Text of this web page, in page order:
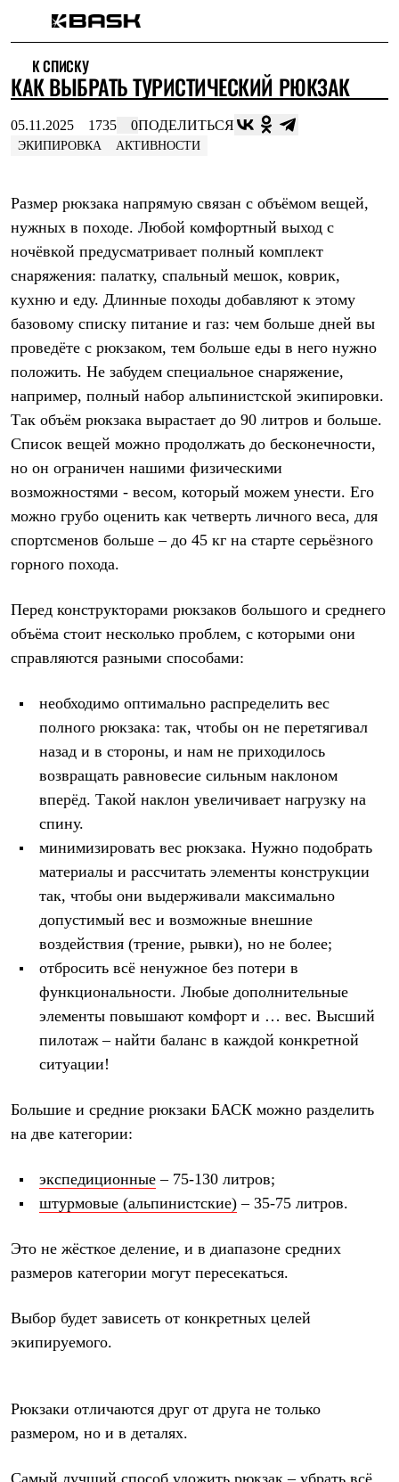
Интернет-магазин
Мужская одежда
Утепленная пухом
Куртки
Брюки
Жилеты
Куртки
Штормовая одежда
Куртки
Брюки
Софтшелл одежда
Куртки
Брюки
Куртки
Брюки
Термобелье
Теплое термобелье
Среднее термобелье
Легкое термобелье
Лёгкая одежда
Футболки
Толстовки
Брюки
Женская одежда
Куртки
Брюки
Жилеты
Утепленная синтетикой
Штормовая одежда
Куртки
Куртки
Брюки
Лёгкая одежда
Футболки
Толстовки
Термобелье
Теплое термобелье
Среднее термобелье
Легкое термобелье
Флисовая одежда
Куртки
Детская одежда
Утепленная пухом
Куртки
Брюки
Куртки
Брюки
Толстовки
Брюки
Флисовая одежда
Куртки
Брюки
Комбинезоны
Термобелье
Комплект термобелья
Палатки
Аксессуары для палаток
Экспедиционные
К СПИСКУ
КАК ВЫБРАТЬ ТУРИСТИЧЕСКИЙ РЮКЗАК
05.11.2025 1735 0ПОДЕЛИТЬСЯ
ЭКИПИРОВКА АКТИВНОСТИ
Размер рюкзака напрямую связан с объёмом вещей,
нужных в походе. Любой комфортный выход с
ночёвкой предусматривает полный комплект
снаряжения: палатку, спальный мешок, коврик,
кухню и еду. Длинные походы добавляют к этому
базовому списку питание и газ: чем больше дней вы
проведёте с рюкзаком, тем больше еды в него нужно
положить. Не забудем специальное снаряжение,
например, полный набор альпинистской экипировки.
Так объём рюкзака вырастает до 90 литров и больше.
Список вещей можно продолжать до бесконечности,
но он ограничен нашими физическими
возможностями - весом, который можем унести. Его
можно грубо оценить как четверть личного веса, для
спортсменов больше – до 45 кг на старте серьёзного
горного похода.
Перед конструкторами рюкзаков большого и среднего
объёма стоит несколько проблем, с которыми они
справляются разными способами:
необходимо оптимально распределить вес
полного рюкзака: так, чтобы он не перетягивал
назад и в стороны, и нам не приходилось
возвращать равновесие сильным наклоном
вперёд. Такой наклон увеличивает нагрузку на
спину.
минимизировать вес рюкзака. Нужно подобрать
материалы и рассчитать элементы конструкции
так, чтобы они выдерживали максимально
допустимый вес и возможные внешние
воздействия (трение, рывки), но не более;
отбросить всё ненужное без потери в
функциональности. Любые дополнительные
элементы повышают комфорт и … вес. Высший
пилотаж – найти баланс в каждой конкретной
ситуации!
Большие и средние рюкзаки БАСК можно разделить
на две категории:
экспедиционные – 75-130 литров;
штурмовые (альпинистские) – 35-75 литров.
Это не жёсткое деление, и в диапазоне средних
размеров категории могут пересекаться.
Выбор будет зависеть от конкретных целей
экипируемого.
Рюкзаки отличаются друг от друга не только
размером, но и в деталях.
Самый лучший способ уложить рюкзак – убрать всё